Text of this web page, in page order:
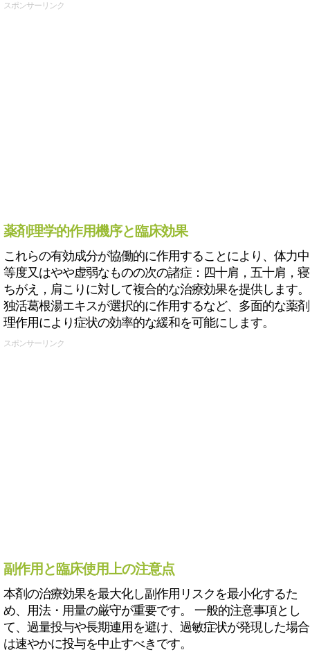
スポンサーリンク
薬剤理学的作用機序と臨床効果
これらの有効成分が協働的に作用することにより、体力中
等度又はやや虚弱なものの次の諸症：四十肩，五十肩，寝
ちがえ，肩こりに対して複合的な治療効果を提供します。
独活葛根湯エキスが選択的に作用するなど、多面的な薬剤
理作用により症状の効率的な緩和を可能にします。
スポンサーリンク
副作用と臨床使用上の注意点
本剤の治療効果を最大化し副作用リスクを最小化するた
め、用法・用量の厳守が重要です。 一般的注意事項とし
て、過量投与や長期連用を避け、過敏症状が発現した場合
は速やかに投与を中止すべきです。